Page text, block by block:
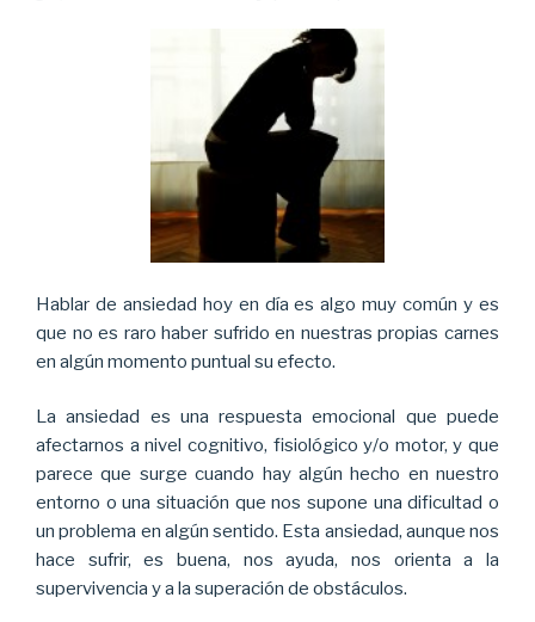
Hablar de ansiedad hoy en día es algo muy común y es
que no es raro haber sufrido en nuestras propias carnes
en algún momento puntual su efecto.
La ansiedad es una respuesta emocional que puede
afectarnos a nivel cognitivo, fisiológico y/o motor, y que
parece que surge cuando hay algún hecho en nuestro
entorno o una situación que nos supone una dificultad o
un problema en algún sentido. Esta ansiedad, aunque nos
hace sufrir, es buena, nos ayuda, nos orienta a la
supervivencia y a la superación de obstáculos.